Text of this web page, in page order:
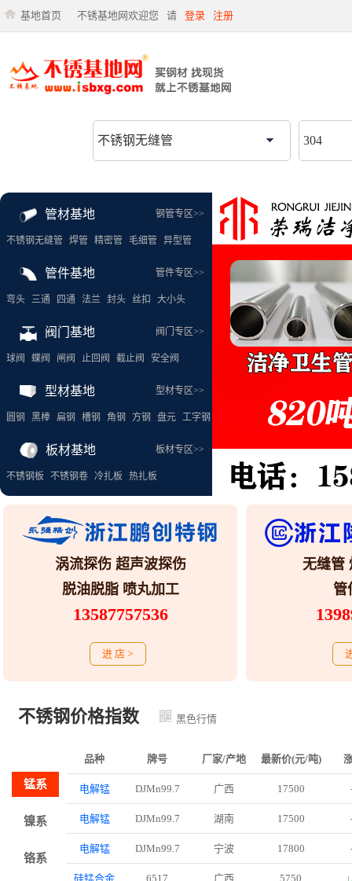
基地首页 不锈基地网欢迎您 请 登录 注册
管材基地 钢管专区>>
不锈钢无缝管 焊管 精密管 毛细管 异型管
管件基地 管件专区>>
弯头 三通 四通 法兰 封头 丝扣 大小头
阀门基地 阀门专区>>
球阀 蝶阀 闸阀 止回阀 截止阀 安全阀
型材基地 型材专区>>
圆钢 黑棒 扁钢 槽钢 角钢 方钢 盘元 工字钢
板材基地 板材专区>>
不锈钢板 不锈钢卷 冷扎板 热扎板
涡流探伤 超声波探伤
脱油脱脂 喷丸加工
13587757536
进 店 >
无缝管
管
不锈钢价格指数 黑色行情
锰系
镍系
铬系
品种 牌号 厂家/产地 最新价(元/吨)
电解锰 DJMn99.7 广西 17500
电解锰 DJMn99.7 湖南 17500
电解锰 DJMn99.7 宁波 17800
硅锰合金 6517 广西 5750